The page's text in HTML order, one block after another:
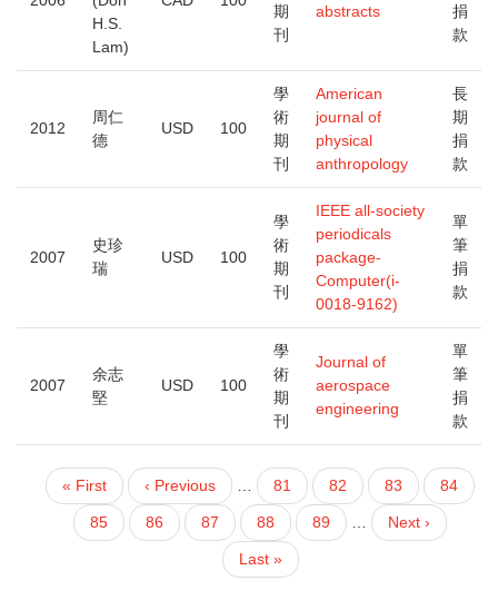
H.S.
Lam)
期
刊
abstracts
捐
款
2012
周仁
德
USD 100
學
術
期
刊
American
journal of
physical
anthropology
長
期
捐
款
2007
史珍
瑞
USD 100
學
術
期
刊
IEEE all-society
periodicals
package-
Computer(i-
0018-9162)
單
筆
捐
款
2007
余志
堅
USD 100
學
術
期
刊
Journal of
aerospace
engineering
單
筆
捐
款
PAGINATION
First
page
« First
Previous
page
‹ Previous
頁
面
81
頁
面
82
頁
面
83
頁
面
84
目
前
85
頁
面
86
頁
面
87
頁
面
88
頁
面
89
下
一
Next ›
Last
page
Last »